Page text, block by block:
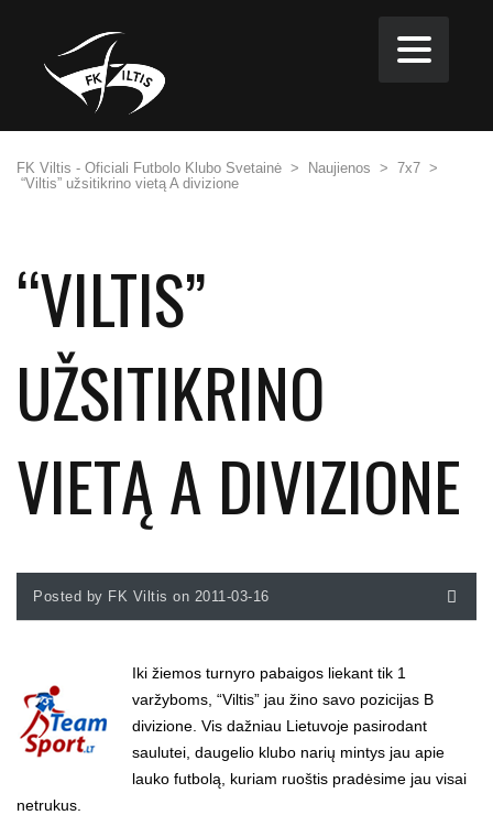
FK Viltis - Oficiali Futbolo Klubo Svetainė > Naujienos > 7x7 >
“Viltis” užsitikrino vietą A divizione
“VILTIS”
UŽSITIKRINO
VIETĄ A DIVIZIONE
Posted by FK Viltis on 2011-03-16
Iki žiemos turnyro pabaigos liekant tik 1
varžyboms, “Viltis” jau žino savo pozicijas B
divizione. Vis dažniau Lietuvoje pasirodant
saulutei, daugelio klubo narių mintys jau apie
lauko futbolą, kuriam ruoštis pradėsime jau visai
netrukus.